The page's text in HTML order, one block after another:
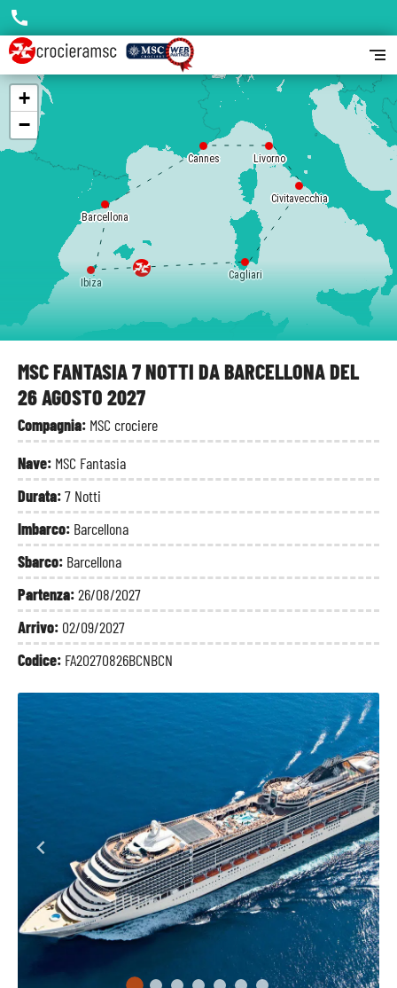
MSC FANTASIA 7 NOTTI DA BARCELLONA DEL
26 AGOSTO 2027
Compagnia: MSC crociere
Nave: MSC Fantasia
Durata:7 Notti
Imbarco: Barcellona
Sbarco: Barcellona
Partenza:26/08/2027
Arrivo: 02/09/2027
Codice: FA20270826BCNBCN
Barcellona
Ibiza
Cagliari
Civitavecchia
Livorno
Cannes
+
−
call
segment